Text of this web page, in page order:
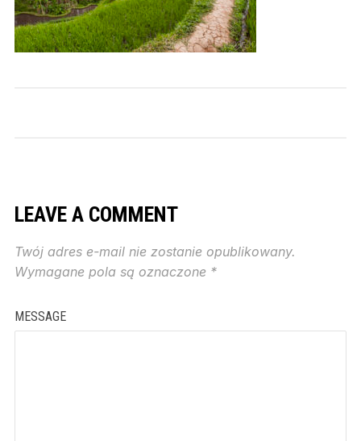
LEAVE A COMMENT
Twój adres e-mail nie zostanie opublikowany.
Wymagane pola są oznaczone *
MESSAGE